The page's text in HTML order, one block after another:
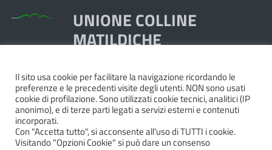
UNIONE COLLINE
MATILDICHE
Piazza Dante, 1,
42020 Quattro Castella RE
Tel. 0522.249211 - Fax 0522.249298
Pec:unione@pec.collinematildiche.it
P.IVA/cod.fisc. 02358290357
Il sito usa cookie per facilitare la navigazione ricordando le
preferenze e le precedenti visite degli utenti. NON sono usati
cookie di profilazione. Sono utilizzati cookie tecnici, analitici (IP
anonimo), e di terze parti legati a servizi esterni e contenuti
incorporati.
Con "Accetta tutto", si acconsente all'uso di TUTTI i cookie.
Visitando "Opzioni Cookie" si può dare un consenso